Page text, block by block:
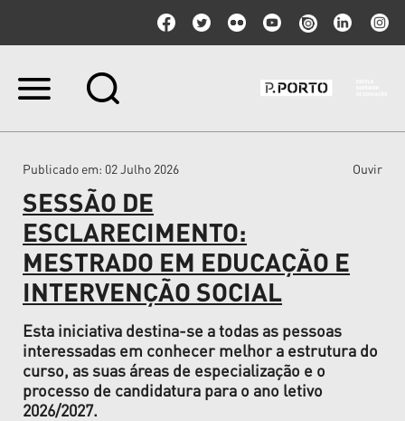
Ir
Ir
navegação
Publicado em: 02 Julho 2026 Ouvir
SESSÃO DE
ESCLARECIMENTO:
MESTRADO EM EDUCAÇÃO E
INTERVENÇÃO SOCIAL
Esta iniciativa destina-se a todas as pessoas
interessadas em conhecer melhor a estrutura do
curso, as suas áreas de especialização e o
processo de candidatura para o ano letivo
2026/2027.